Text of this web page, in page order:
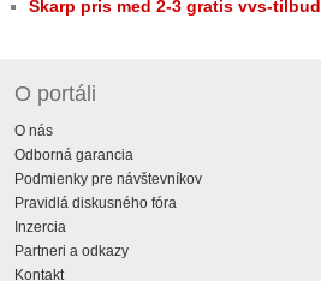
Skarp pris med 2-3 gratis vvs-tilbud
O portáli
O nás
Odborná garancia
Podmienky pre návštevníkov
Pravidlá diskusného fóra
Inzercia
Partneri a odkazy
Kontakt